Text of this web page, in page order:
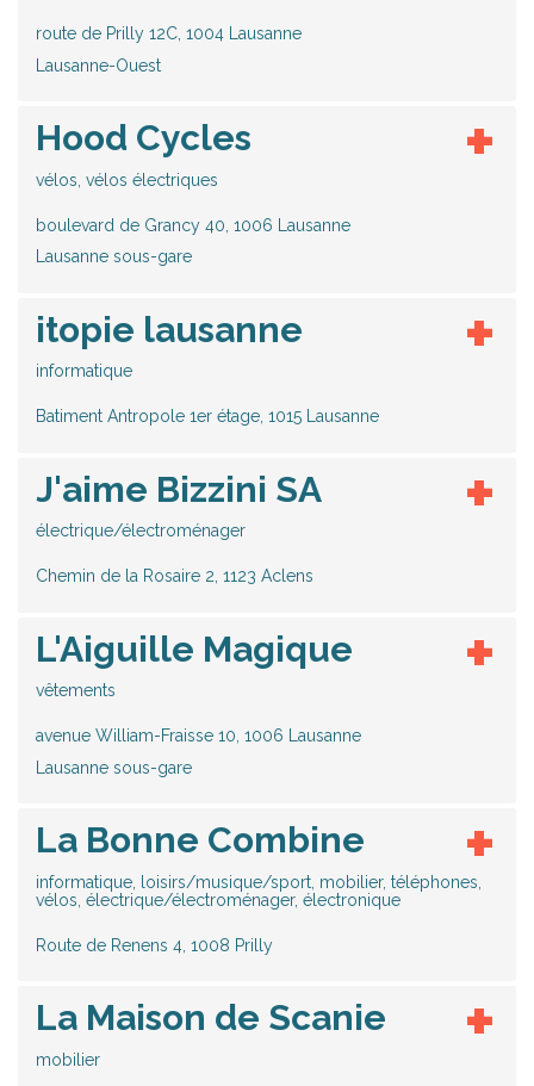
route de Prilly 12C, 1004 Lausanne
Lausanne-Ouest
Hood Cycles
vélos, vélos électriques
boulevard de Grancy 40, 1006 Lausanne
Lausanne sous-gare
itopie lausanne
informatique
Batiment Antropole 1er étage, 1015 Lausanne
J'aime Bizzini SA
électrique/électroménager
Chemin de la Rosaire 2, 1123 Aclens
L'Aiguille Magique
vêtements
avenue William-Fraisse 10, 1006 Lausanne
Lausanne sous-gare
La Bonne Combine
informatique, loisirs/musique/sport, mobilier, téléphones,
vélos, électrique/électroménager, électronique
Route de Renens 4, 1008 Prilly
La Maison de Scanie
mobilier